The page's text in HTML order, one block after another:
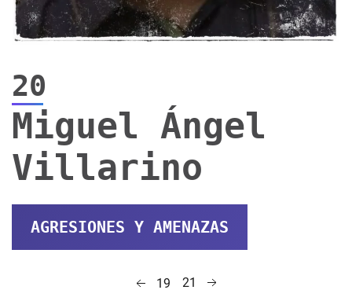
20
Miguel Ángel
Villarino
AGRESIONES Y AMENAZAS
19 21